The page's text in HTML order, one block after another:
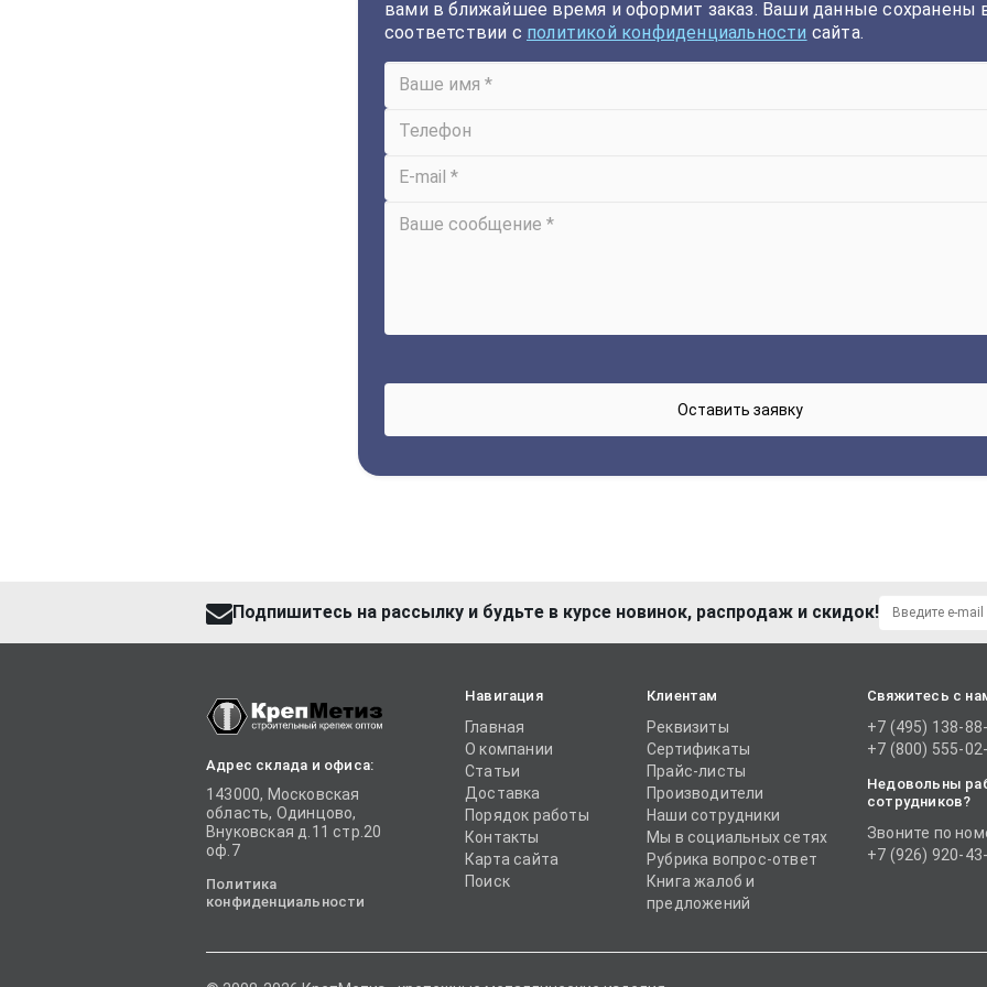
вами в ближайшее время и оформит заказ. Ваши данные сохранены
соответствии с политикой конфиденциальности сайта.
Подпишитесь на рассылку и будьте в курсе новинок, распродаж и скидок!
Адрес склада и офиса:
143000, Московская
область, Одинцово,
Внуковская д.11 стр.20
оф.7
Политика
конфиденциальности
Навигация
Главная
О компании
Статьи
Доставка
Порядок работы
Контакты
Карта сайта
Поиск
Клиентам
Реквизиты
Сертификаты
Прайс-листы
Производители
Наши сотрудники
Мы в социальных сетях
Рубрика вопрос-ответ
Книга жалоб и
предложений
Свяжитесь с
+7 (495) 138-
+7 (800) 555-
Недовольны
сотрудников?
Звоните по
+7 (926) 920-